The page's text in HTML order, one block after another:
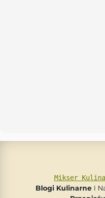
Mikser
Blogi Kulinarne I